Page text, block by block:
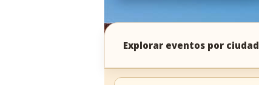
Explorar eventos por ciudad